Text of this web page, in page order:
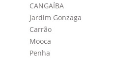
CANGAÍBA
Jardim Gonzaga
Carrão
Mooca
Penha